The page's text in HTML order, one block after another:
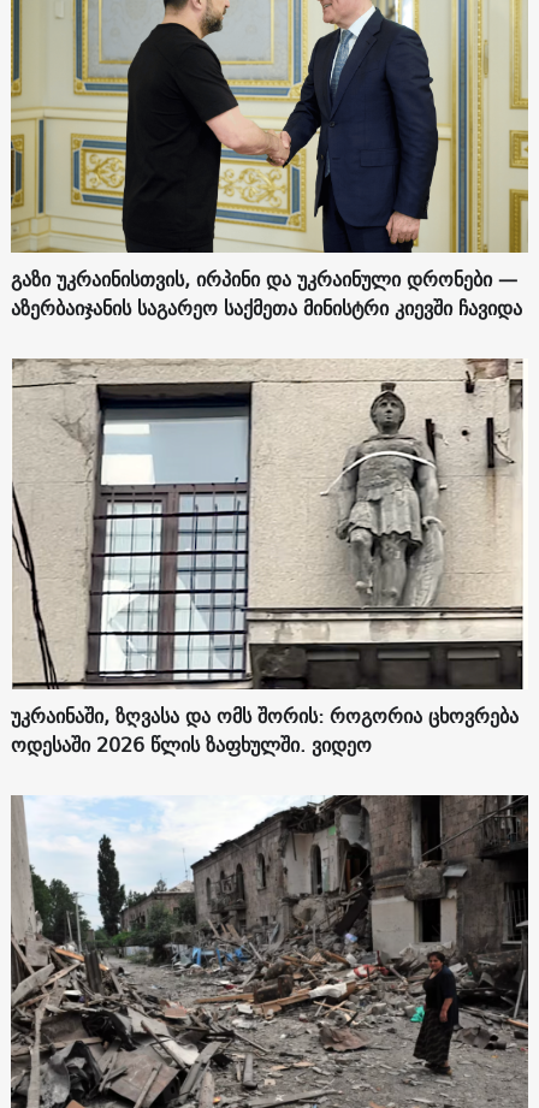
გაზი უკრაინისთვის, ირპინი და უკრაინული დრონები —
აზერბაიჯანის საგარეო საქმეთა მინისტრი კიევში ჩავიდა
უკრაინაში, ზღვასა და ომს შორის: როგორია ცხოვრება
ოდესაში 2026 წლის ზაფხულში. ვიდეო